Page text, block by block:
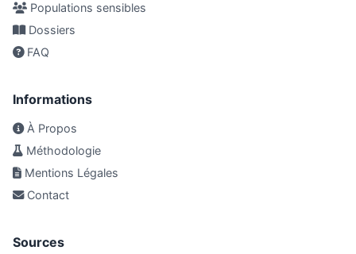
Populations sensibles
Dossiers
FAQ
Informations
À Propos
Méthodologie
Mentions Légales
Contact
Sources